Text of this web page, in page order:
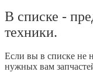
В списке -
техники.
Если вы в списке не
нужных вам